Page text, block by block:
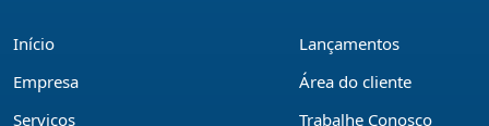
Início
Empresa
Serviços
Lançamentos
Área do cliente
Trabalhe Conosco